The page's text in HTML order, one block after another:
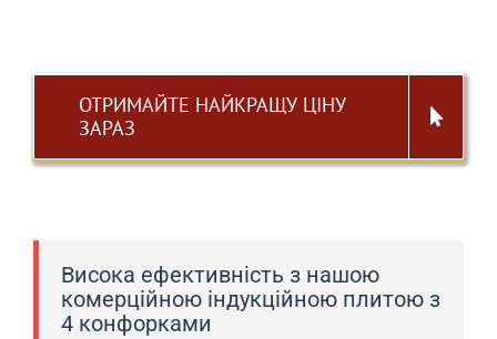
ОТРИМАЙТЕ НАЙКРАЩУ ЦІНУ
ЗАРАЗ
Висока ефективність з нашою
комерційною індукційною плитою з
4 конфорками